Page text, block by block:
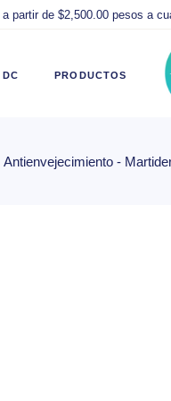
partir de $2,500.00 pesos a
PRODUCTOS
Todos los
Antienvejecimiento